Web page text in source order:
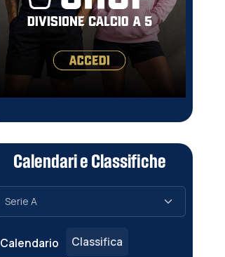
Calendari e Classifiche
Calendario Classifica